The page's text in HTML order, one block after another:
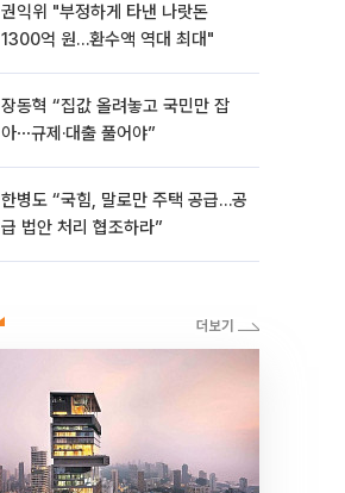
권익위 "부정하게 타낸 나랏돈
1300억 원…환수액 역대 최대"
장동혁 “집값 올려놓고 국민만 잡
아⋯규제·대출 풀어야”
한병도 “국힘, 말로만 주택 공급…공
급 법안 처리 협조하라”